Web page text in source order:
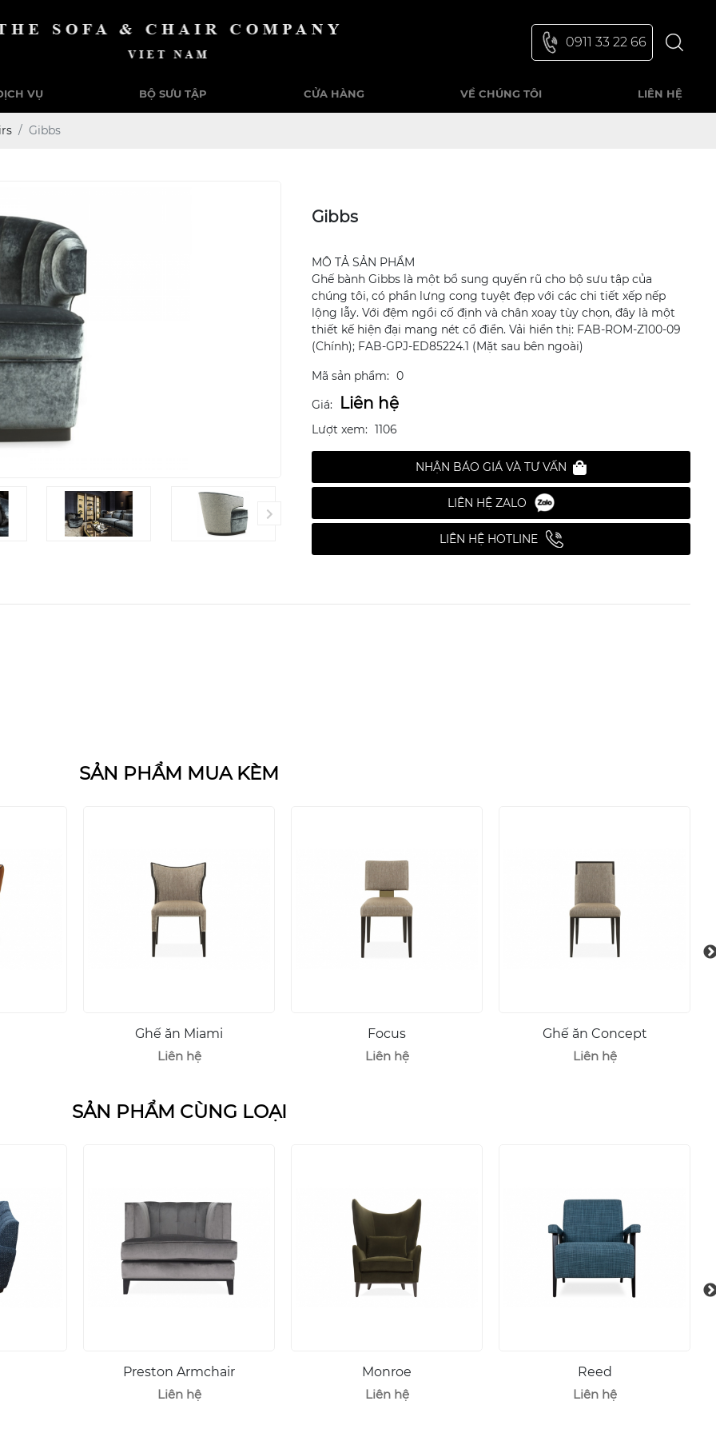
0911 33 22 66
VỤ BỘ SƯU TẬP CỬA HÀNG VỀ CHÚNG TÔI LIÊN HỆ
Gibbs
Gibbs
MÔ TẢ SẢN PHẨM
Ghế bành Gibbs là một bổ sung quyến rũ cho bộ sưu tập của
chúng tôi, có phần lưng cong tuyệt đẹp với các chi tiết xếp nếp
lộng lẫy. Với đệm ngồi cố định và chân xoay tùy chọn, đây là một
thiết kế hiện đại mang nét cổ điển. Vải hiển thị: FAB-ROM-Z100-09
(Chính); FAB-GPJ-ED85224.1 (Mặt sau bên ngoài)
Mã sản phẩm: 0
Giá:
Liên hệ
Lượt xem: 1106
NHẬN BÁO GIÁ VÀ TƯ VẤN
LIÊN HỆ ZALO
LIÊN HỆ HOTLINE
SẢN PHẨM MUA KÈM
Ghế ăn Miami
Liên hệ
Focus
Liên hệ
Ghế ăn Concept
Liên hệ
SẢN PHẨM CÙNG LOẠI
Preston Armchair
Liên hệ
Monroe
Liên hệ
Reed
Liên hệ